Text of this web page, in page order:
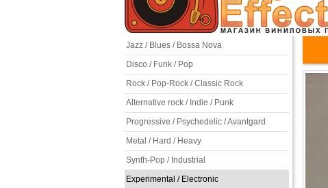
Jazz / Blues / Bossa Nova
Disco / Funk / Pop
Rock / Pop-Rock / Classic Rock
Alternative rock / Indie / Punk
Progressive / Psychedelic / Avantgard
Metal / Hard / Heavy
Synth-Pop / Industrial
Experimental / Electronic